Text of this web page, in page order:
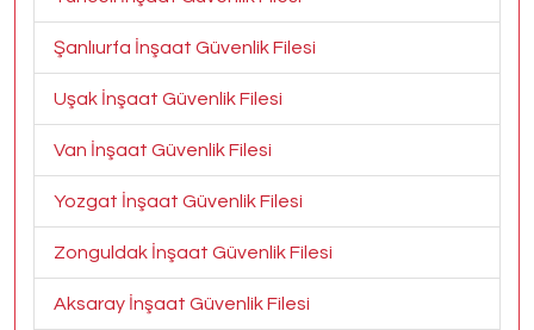
Şanlıurfa İnşaat Güvenlik Filesi
Uşak İnşaat Güvenlik Filesi
Van İnşaat Güvenlik Filesi
Yozgat İnşaat Güvenlik Filesi
Zonguldak İnşaat Güvenlik Filesi
Aksaray İnşaat Güvenlik Filesi